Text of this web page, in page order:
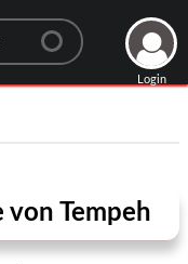
Login
Tempeh